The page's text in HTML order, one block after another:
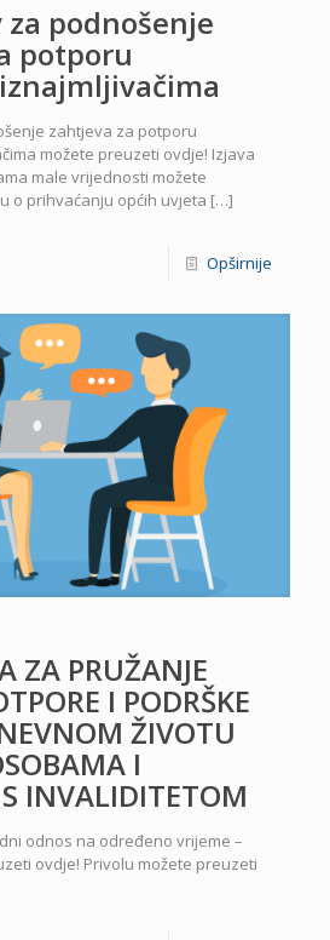
za podnošenje
potporu
zahtjeva za potporu
možete preuzeti ovdje! Izjava
male vrijednosti možete
o prihvaćanju općih uvjeta […]
Opširnije
ZA PRUŽANJE
I PODRŠKE
ŽIVOTU
I
INVALIDITETOM
odnos na određeno vrijeme –
ovdje! Privolu možete preuzeti